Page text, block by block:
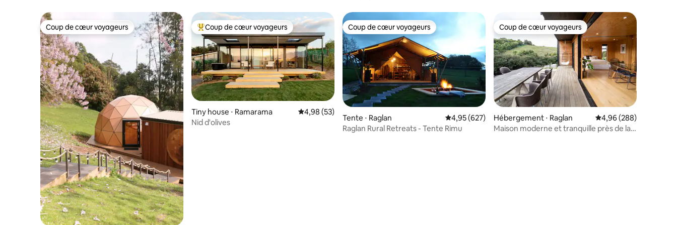
Coup de cœur voyageurs
Coup de cœur voyageurs Coups de cœur voyageurs les plus appréciés
Coup de cœur voyageurs
Tiny house ⋅ Ramarama Évaluation moyenne sur la base de 53 commentaires : 4,98 sur 5
4,98 (53)
Nid d'olives
Coup de cœur voyageurs
Coup de cœur voyageurs
Tente ⋅ Raglan Évaluation moyenne sur la base de 627 commentaires : 4,95 sur 5
4,95 (627)
Raglan Rural Retreats - Tente Rimu
Coup de cœur voyageurs
Coup de cœur voyageurs
Hébergement ⋅ Raglan Évaluation moyenne
4,96 (288)
Maison moderne et tranquille près de la